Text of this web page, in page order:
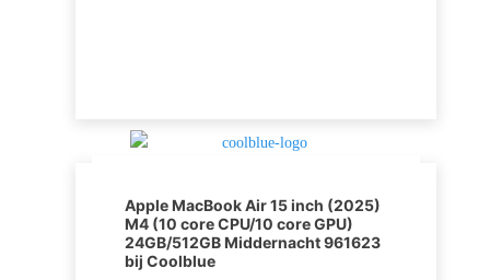
Apple MacBook Air 15 inch (2025)
M4 (10 core CPU/10 core GPU)
24GB/512GB Middernacht 961623
bij Coolblue